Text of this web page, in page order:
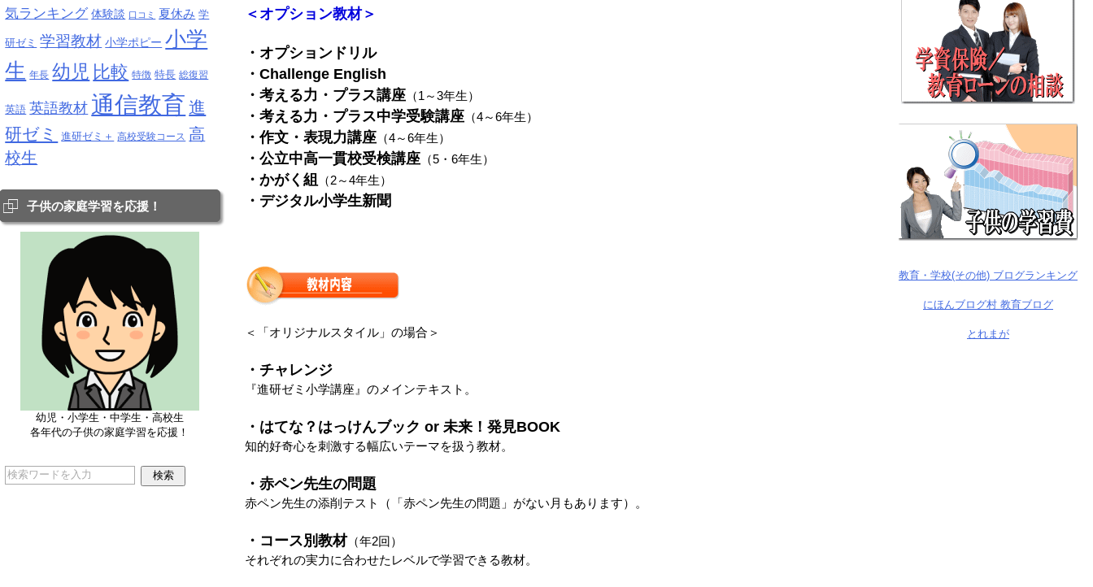
＜オプション教材＞
・オプションドリル
・Challenge English
・考える力・プラス講座 （1～3年生）
・考える力・プラス中学受験講座 （4～6年生）
・作文・表現力講座 （4～6年生）
・公立中高一貫校受検講座 （5・6年生）
・かがく組 （2～4年生）
・デジタル小学生新聞
＜「オリジナルスタイル」の場合＞
・チャレンジ
『進研ゼミ小学講座』のメインテキスト。
・はてな？はっけんブック or 未来！発見BOOK
知的好奇心を刺激する幅広いテーマを扱う教材。
・赤ペン先生の問題
赤ペン先生の添削テスト（「赤ペン先生の問題」がない月もあります）。
・コース別教材（年2回）
それぞれの実力に合わせたレベルで学習できる教材。
気ランキング 体験談 口コミ 夏休み 学
研ゼミ 学習教材 小学ポピー 小学
生 年長 幼児 比較 特徴 特長 総復習
英語 英語教材 通信教育 進
研ゼミ
進研ゼミ＋ 高校受験コース 高
校生
子供の家庭学習を応援！
幼児・小学生・中学生・高校生
各年代の子供の家庭学習を応援！
教育・学校(その他) ブログランキング
にほんブログ村 教育ブログ
とれまが